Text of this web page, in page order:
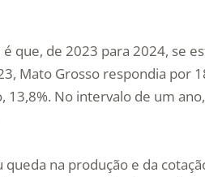
que, de 2023 para 2024, se
Mato Grosso respondia por
13,8%. No intervalo de um
na produção e da